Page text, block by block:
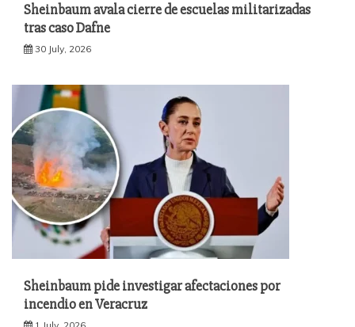
Sheinbaum avala cierre de escuelas militarizadas
tras caso Dafne
30 July, 2026
Sheinbaum pide investigar afectaciones por
incendio en Veracruz